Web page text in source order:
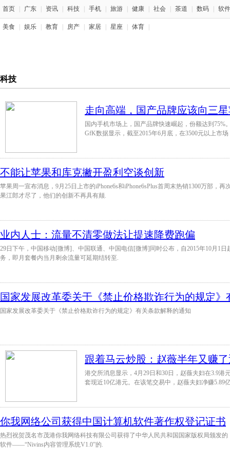
首页 广东 资讯 科技 手机 旅游 健康 社会 茶道 数码 软件
美食 娱乐 教育 房产 家居 星座 体育
科技
走向高端，国产品牌应该向三
国内手机市场上，国产品牌快速崛起，份额达到75%
GfK数据显示，截至2015年6月底，在3500元以上市
不能让苹果和库克撇开盈利空谈创新
苹果周一宣布消息，9月25日上市的iPhone6s和iPhone6sPlus首周末热销1300万部，
果江郎才尽了，他们的创新不再具有颠.
业内人士：流量不清零做法让提速降费跑偏
29日下午，中国移动[微博]、中国联通、中国电信[微博]同时公布，自2015年10月1
务，即月套餐内当月剩余流量可延期结转至.
国家发展改革委关于《禁止价格欺诈行为的规定》
国家发展改革委关于《禁止价格欺诈行为的规定》有关条款解释的通知
跟着马云炒股：赵薇半年又赚
港交所消息显示，4月29日和30日，赵薇夫妇在3.9港
套现近10亿港元。在该笔交易中，赵薇夫妇净赚5.89
你我网络公司获得中国计算机软件著作权登记证书
热烈祝贺茂名市茂港你我网络科技有限公司获得了中华人民共和国国家版权局颁发
软件——“Nivins内容管理系统V1.0”的.